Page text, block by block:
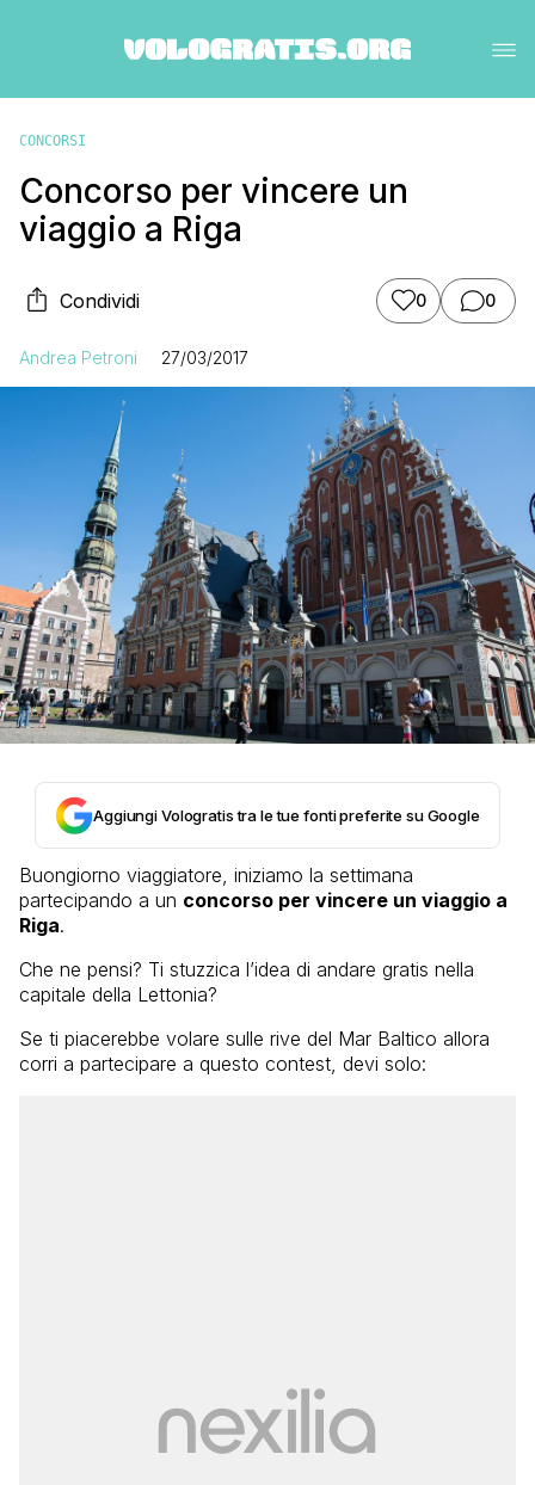
CONCORSI
Concorso per vincere un
viaggio a Riga
Condividi 0 0
Andrea Petroni 27/03/2017
Aggiungi Vologratis tra le tue fonti preferite su Google
Buongiorno viaggiatore, iniziamo la settimana
partecipando a un concorso per vincere un viaggio a
Riga.
Che ne pensi? Ti stuzzica l’idea di andare gratis nella
capitale della Lettonia?
Se ti piacerebbe volare sulle rive del Mar Baltico allora
corri a partecipare a questo contest, devi solo: